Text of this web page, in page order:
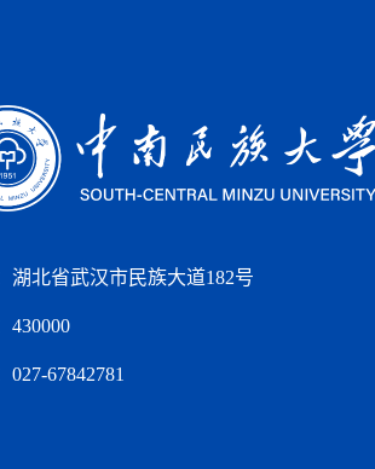
湖北省武汉市民族大道182号
430000
027-67842781